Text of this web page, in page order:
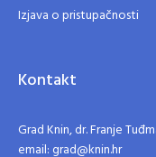
Izjava o pristupačnosti
Kontakt
Grad Knin, dr. Franje
email: grad@knin.hr